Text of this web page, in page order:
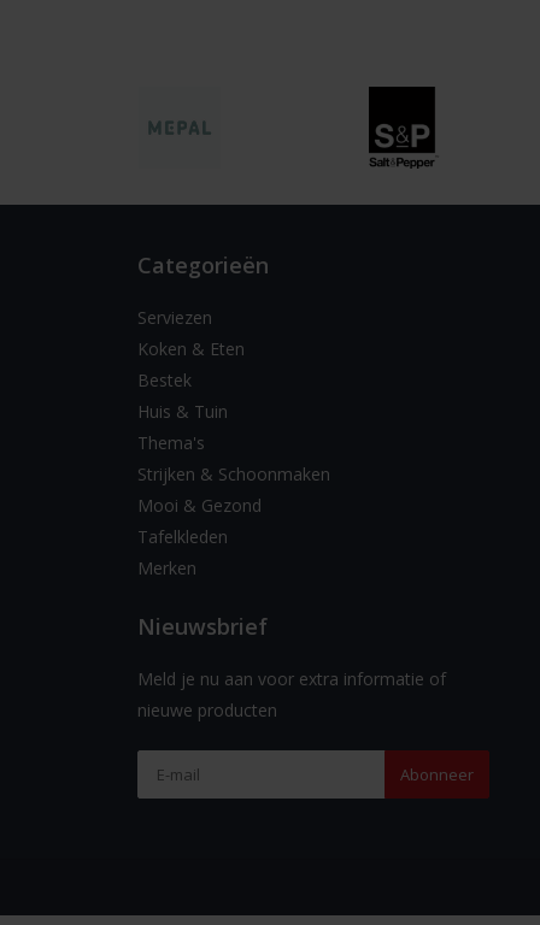
Categorieën
Serviezen
Koken & Eten
Bestek
Huis & Tuin
Thema's
Strijken & Schoonmaken
Mooi & Gezond
Tafelkleden
Merken
Nieuwsbrief
Meld je nu aan voor extra informatie of
nieuwe producten
Abonneer